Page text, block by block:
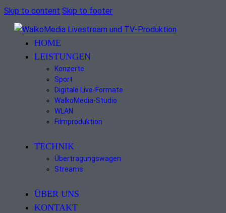
Skip to content Skip to footer
HOME
LEISTUNGEN
Konzerte
Sport
Digitale Live-Formate
WalkoMedia-Studio
WLAN
Filmproduktion
TECHNIK
Übertragungswagen
Streams
ÜBER UNS
KONTAKT